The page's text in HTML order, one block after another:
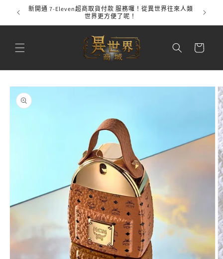
跳至內
容
新開通 7-Eleven超商取貨付款 服務囉！從異世界往來人類
世界更方便了呢！
物
品資訊